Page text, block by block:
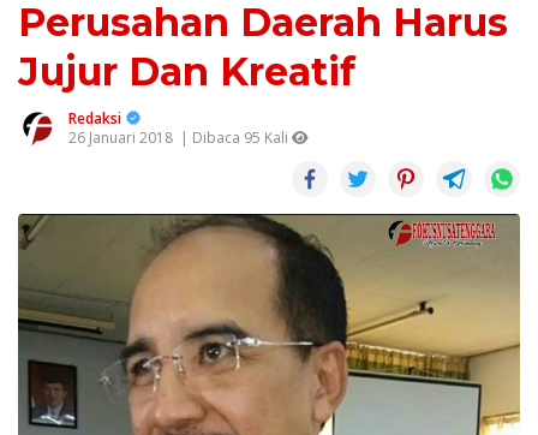
Perusahan Daerah Harus
Jujur Dan Kreatif
Redaksi
26 Januari 2018 | Dibaca 95 Kali